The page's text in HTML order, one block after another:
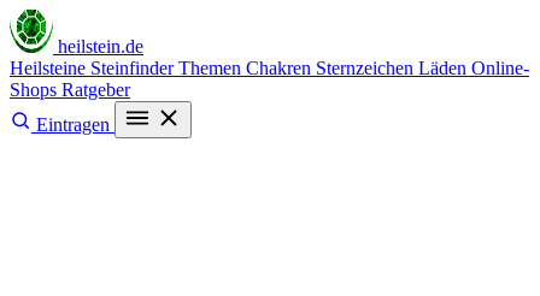
heilstein.de
Heilsteine SteinfinderThemen Chakren Sternzeichen Läden Online-
Shops Ratgeber
Eintragen